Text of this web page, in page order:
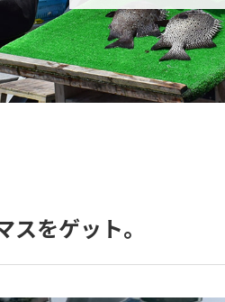
をゲット。